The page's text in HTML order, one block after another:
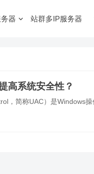
器 站群多IP服务器
高系统安全性？
，简称UAC）是Windows